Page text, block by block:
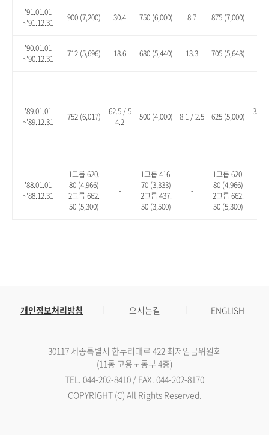
'91.01.01
~'91.12.31
900 (7,200) 30.4 750 (6,000) 8.7 875 (7,000)
'90.01.01
~'90.12.31
712 (5,696) 18.6 680 (5,440) 13.3 705 (5,648)
'89.01.01
~'89.12.31
752 (6,017)
62.5 / 5
4.2
500 (4,000) 8.1 / 2.5 625 (5,000)
35.1
'88.01.01
~'88.12.31
1그룹 620.
80 (4,966)
2그룹 662.
50 (5,300)
-
1그룹 416.
70 (3,333)
2그룹 437.
50 (3,500)
-
1그룹 620.
80 (4,966)
2그룹 662.
50 (5,300)
개인정보처리방침 오시는길 ENGLISH
30117 세종특별시 한누리대로 422 최저임금위원회
(11동 고용노동부 4층)
TEL. 044-202-8410 / FAX. 044-202-8170
COPYRIGHT (C) All Rights Reserved.